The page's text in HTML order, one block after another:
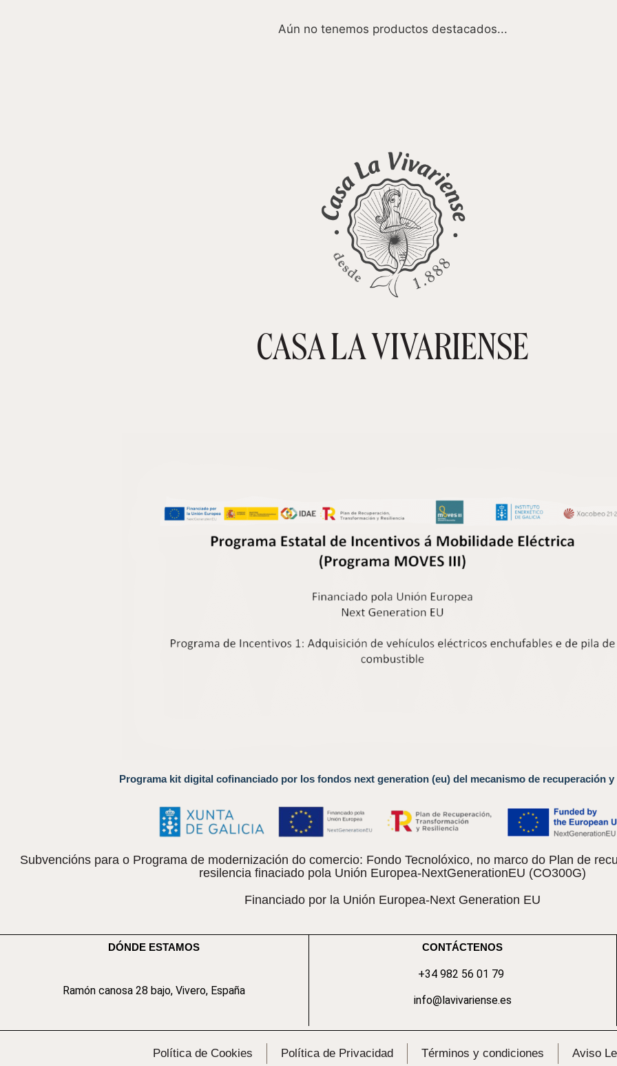
Aún no tenemos productos destacados...
CASA LA VIVARIENSE
Programa kit digital cofinanciado por los fondos next generation (eu) del mecanismo de recuperación y
Subvencións para o Programa de modernización do comercio: Fondo Tecnolóxico, no marco do Plan de
resilencia finaciado pola Unión Europea-NextGenerationEU (CO300G)
Financiado por la Unión Europea-Next Generation EU
DÓNDE ESTAMOS
Ramón canosa 28 bajo, Vivero, España
CONTÁCTENOS
+34 982 56 01 79
info@lavivariense.es
Política de Cookies Política de Privacidad Términos y condiciones Aviso